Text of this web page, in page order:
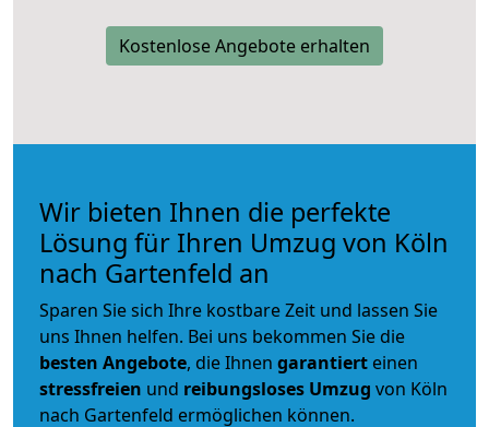
Kostenlose Angebote erhalten
Wir bieten Ihnen die perfekte
Lösung für Ihren Umzug von Köln
nach Gartenfeld an
Sparen Sie sich Ihre kostbare Zeit und lassen Sie
uns Ihnen helfen. Bei uns bekommen Sie die
besten Angebote, die Ihnen garantiert einen
stressfreien und reibungsloses Umzug von Köln
nach Gartenfeld ermöglichen können.